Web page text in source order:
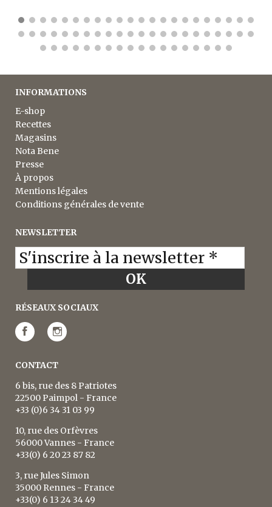
INFORMATIONS
E-shop
Recettes
Magasins
Nota Bene
Presse
À propos
Mentions légales
Conditions générales de vente
NEWSLETTER
RÉSEAUX SOCIAUX
CONTACT
6 bis, rue des 8 Patriotes
22500 Paimpol - France
+33 (0)6 34 31 03 99
10, rue des Orfèvres
56000 Vannes - France
+33(0) 6 20 23 87 82
3, rue Jules Simon
35000 Rennes - France
+33(0) 6 13 24 34 49